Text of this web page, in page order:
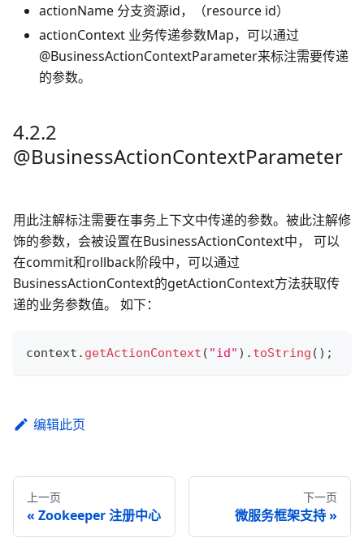
actionName 分支资源id，（resource id）
actionContext 业务传递参数Map，可以通过
@BusinessActionContextParameter来标注需要传递
的参数。
4.2.2
@BusinessActionContextParameter
用此注解标注需要在事务上下文中传递的参数。被此注解修
饰的参数，会被设置在BusinessActionContext中， 可以
在commit和rollback阶段中，可以通过
BusinessActionContext的getActionContext方法获取传
递的业务参数值。 如下：
context . getActionContext ( "id" ) . toString ( ) ;
编辑此页
上一页
Zookeeper 注册中心
下一页
微服务框架支持